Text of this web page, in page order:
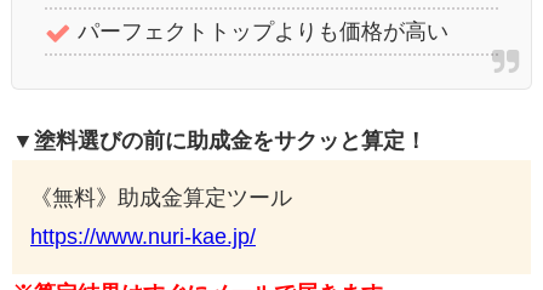
パーフェクトトップよりも価格が高い
▼塗料選びの前に助成金をサクッと算定！
《無料》助成金算定ツール
https://www.nuri-kae.jp/